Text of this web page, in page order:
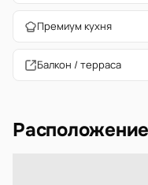
Премиум кухня
Балкон / терраса
Расположение